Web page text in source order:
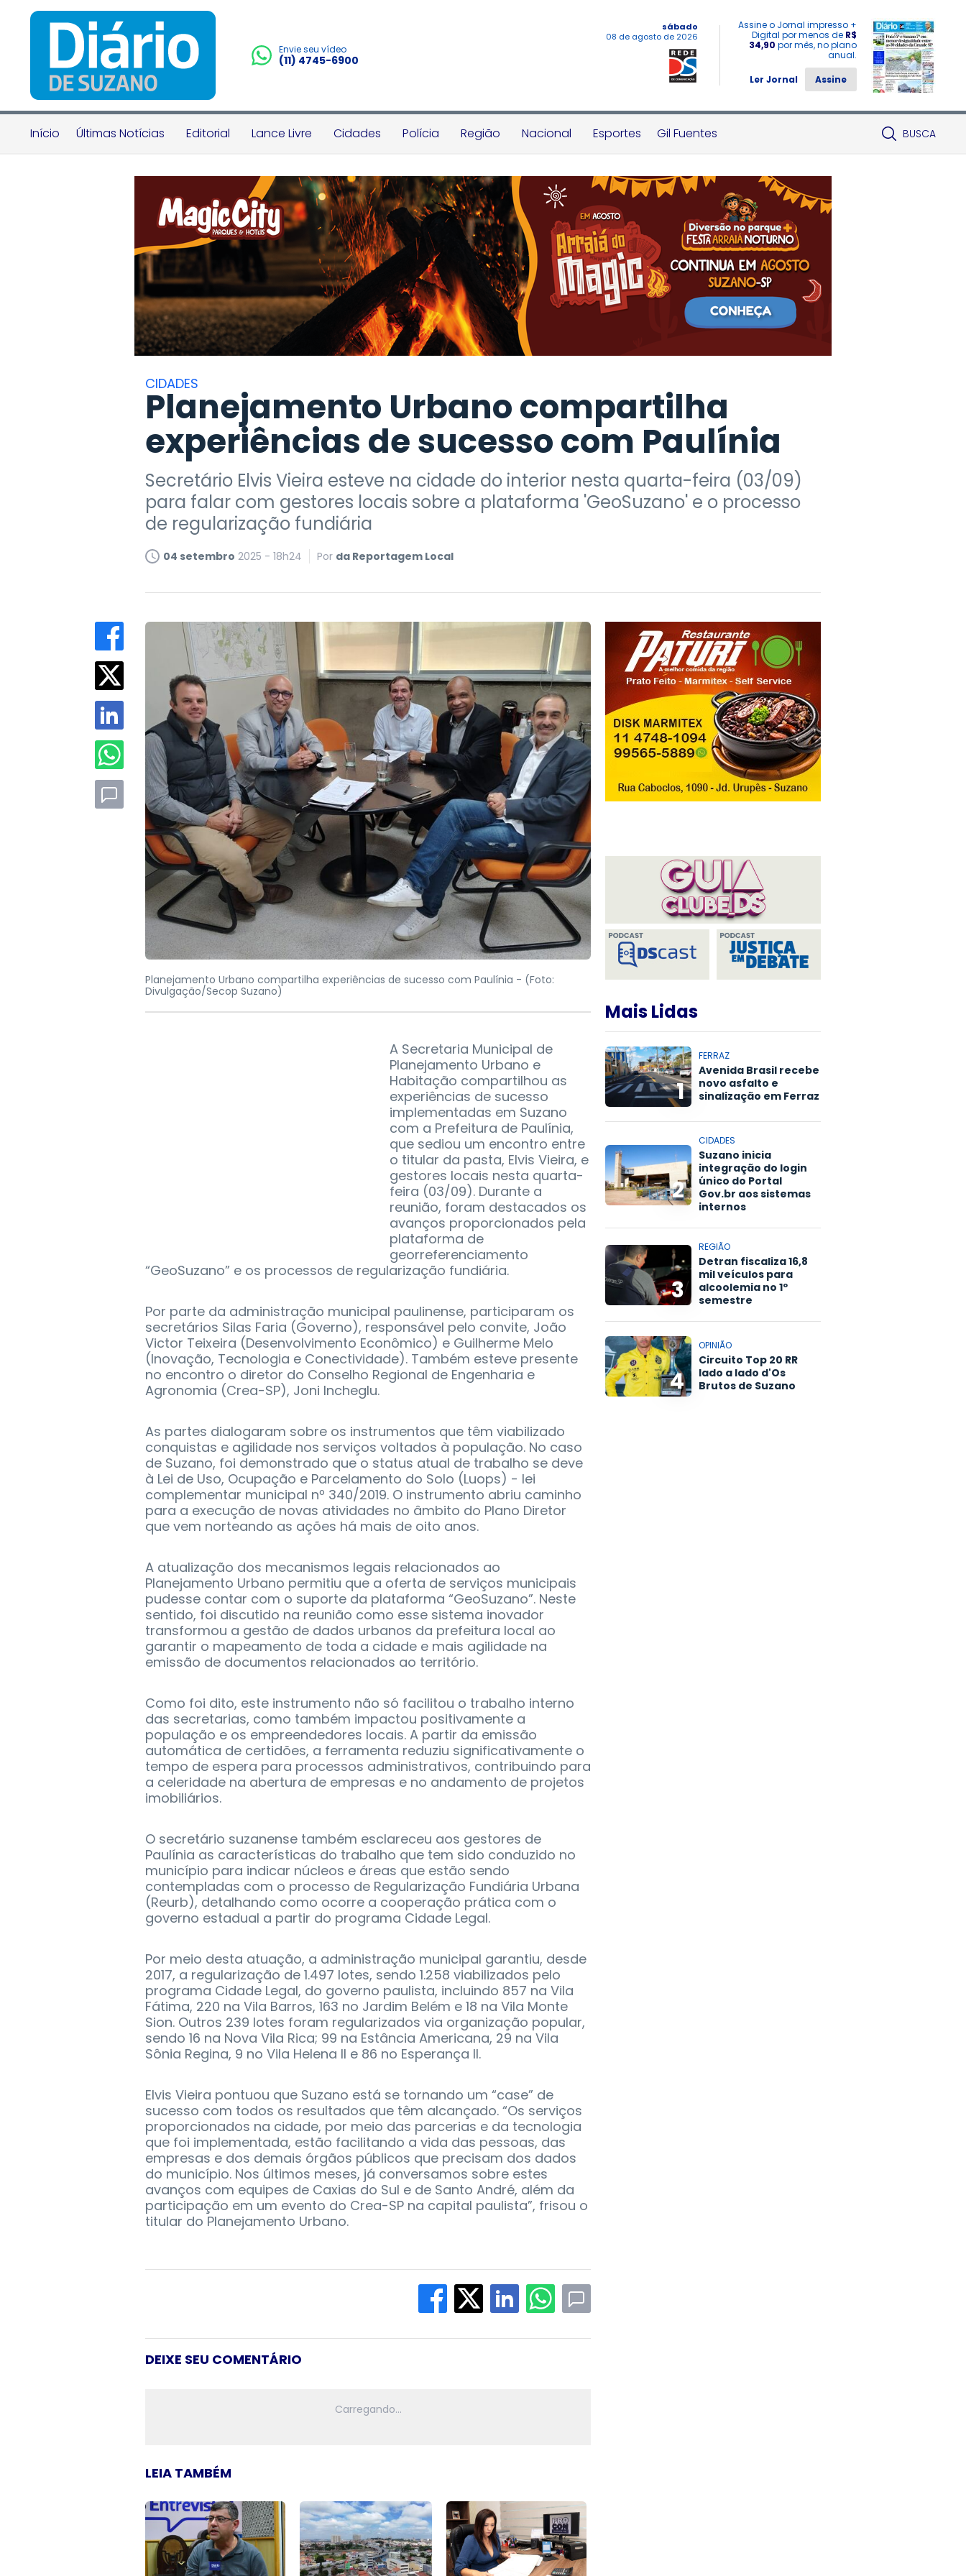
Envie seu vídeo
(11) 4745-6900
sábado
08 de agosto de 2026
Assine o Jornal impresso +
Digital por menos de R$
34,90 por mês, no plano
anual.
Ler Jornal
Assine
Início Últimas Notícias Editorial Lance Livre Cidades Polícia Região Nacional Esportes Gil Fuentes BUSCA
CIDADES
Planejamento Urbano compartilha
experiências de sucesso com Paulínia
Secretário Elvis Vieira esteve na cidade do interior nesta quarta-feira (03/09)
para falar com gestores locais sobre a plataforma 'GeoSuzano' e o processo
de regularização fundiária
04 setembro 2025 - 18h24 Por da Reportagem Local
Planejamento Urbano compartilha experiências de sucesso com Paulínia - (Foto:
Divulgação/Secop Suzano)
A Secretaria Municipal de
Planejamento Urbano e
Habitação compartilhou as
experiências de sucesso
implementadas em Suzano
com a Prefeitura de Paulínia,
que sediou um encontro entre
o titular da pasta, Elvis Vieira, e
gestores locais nesta quarta-
feira (03/09). Durante a
reunião, foram destacados os
avanços proporcionados pela
plataforma de
georreferenciamento
“GeoSuzano” e os processos de regularização fundiária.
Por parte da administração municipal paulinense, participaram os
secretários Silas Faria (Governo), responsável pelo convite, João
Victor Teixeira (Desenvolvimento Econômico) e Guilherme Melo
(Inovação, Tecnologia e Conectividade). Também esteve presente
no encontro o diretor do Conselho Regional de Engenharia e
Agronomia (Crea-SP), Joni Incheglu.
As partes dialogaram sobre os instrumentos que têm viabilizado
conquistas e agilidade nos serviços voltados à população. No caso
de Suzano, foi demonstrado que o status atual de trabalho se deve
à Lei de Uso, Ocupação e Parcelamento do Solo (Luops) - lei
complementar municipal nº 340/2019. O instrumento abriu caminho
para a execução de novas atividades no âmbito do Plano Diretor
que vem norteando as ações há mais de oito anos.
A atualização dos mecanismos legais relacionados ao
Planejamento Urbano permitiu que a oferta de serviços municipais
pudesse contar com o suporte da plataforma “GeoSuzano”. Neste
sentido, foi discutido na reunião como esse sistema inovador
transformou a gestão de dados urbanos da prefeitura local ao
garantir o mapeamento de toda a cidade e mais agilidade na
emissão de documentos relacionados ao território.
Como foi dito, este instrumento não só facilitou o trabalho interno
das secretarias, como também impactou positivamente a
população e os empreendedores locais. A partir da emissão
automática de certidões, a ferramenta reduziu significativamente o
tempo de espera para processos administrativos, contribuindo para
a celeridade na abertura de empresas e no andamento de projetos
imobiliários.
O secretário suzanense também esclareceu aos gestores de
Paulínia as características do trabalho que tem sido conduzido no
município para indicar núcleos e áreas que estão sendo
contempladas com o processo de Regularização Fundiária Urbana
(Reurb), detalhando como ocorre a cooperação prática com o
governo estadual a partir do programa Cidade Legal.
Por meio desta atuação, a administração municipal garantiu, desde
2017, a regularização de 1.497 lotes, sendo 1.258 viabilizados pelo
programa Cidade Legal, do governo paulista, incluindo 857 na Vila
Fátima, 220 na Vila Barros, 163 no Jardim Belém e 18 na Vila Monte
Sion. Outros 239 lotes foram regularizados via organização popular,
sendo 16 na Nova Vila Rica; 99 na Estância Americana, 29 na Vila
Sônia Regina, 9 no Vila Helena II e 86 no Esperança II.
Elvis Vieira pontuou que Suzano está se tornando um “case” de
sucesso com todos os resultados que têm alcançado. “Os serviços
proporcionados na cidade, por meio das parcerias e da tecnologia
que foi implementada, estão facilitando a vida das pessoas, das
empresas e dos demais órgãos públicos que precisam dos dados
do município. Nos últimos meses, já conversamos sobre estes
avanços com equipes de Caxias do Sul e de Santo André, além da
participação em um evento do Crea-SP na capital paulista”, frisou o
titular do Planejamento Urbano.
DEIXE SEU COMENTÁRIO
LEIA TAMBÉM
Mais Lidas
1
FERRAZ
Avenida Brasil recebe
novo asfalto e
sinalização em Ferraz
2
CIDADES
Suzano inicia
integração do login
único do Portal
Gov.br aos sistemas
internos
3
REGIÃO
Detran fiscaliza 16,8
mil veículos para
alcoolemia no 1º
semestre
4
OPINIÃO
Circuito Top 20 RR
lado a lado d'Os
Brutos de Suzano